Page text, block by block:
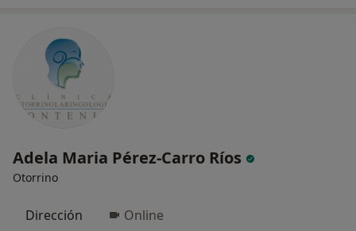
Adela Maria Pérez-Carro Ríos
Otorrino
Dirección Online